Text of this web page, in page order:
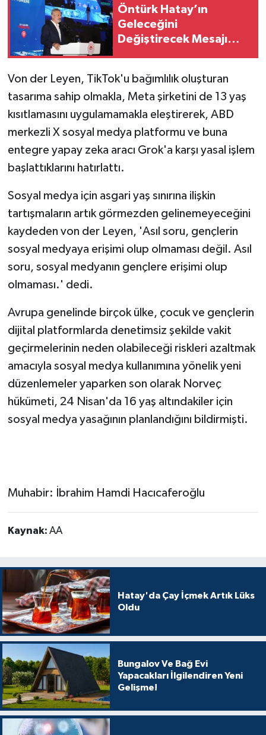
Öntürk Hatay’ın
Geleceğini
Değiştirecek Mesajı
Von der Leyen, TikTok'u bağımlılık oluşturan
tasarıma sahip olmakla, Meta şirketini de 13 yaş
kısıtlamasını uygulamamakla eleştirerek, ABD
merkezli X sosyal medya platformu ve buna
entegre yapay zeka aracı Grok'a karşı yasal işlem
başlattıklarını hatırlattı.
Sosyal medya için asgari yaş sınırına ilişkin
tartışmaların artık görmezden gelinemeyeceğini
kaydeden von der Leyen, 'Asıl soru, gençlerin
sosyal medyaya erişimi olup olmaması değil. Asıl
soru, sosyal medyanın gençlere erişimi olup
olmaması.' dedi.
Avrupa genelinde birçok ülke, çocuk ve gençlerin
dijital platformlarda denetimsiz şekilde vakit
geçirmelerinin neden olabileceği riskleri azaltmak
amacıyla sosyal medya kullanımına yönelik yeni
düzenlemeler yaparken son olarak Norveç
hükümeti, 24 Nisan'da 16 yaş altındakiler için
sosyal medya yasağının planlandığını bildirmişti.
Muhabir: İbrahim Hamdi Hacıcaferoğlu
Kaynak: AA
Hatay'da Çay İçmek Artık Lüks
Oldu
Bungalov Ve Bağ Evi
Yapacakları İlgilendiren Yeni
Gelişme!